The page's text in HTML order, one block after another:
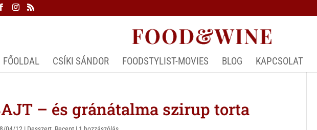
FŐOLDAL CSÍKI SÁNDOR FOODSTYLIST-MOVIES BLOG KAPCSOLAT
– és gránátalma szirup torta